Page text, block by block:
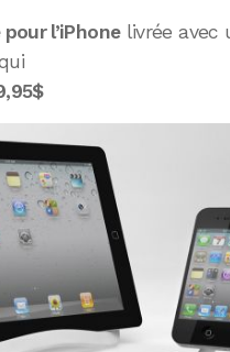
l’iPhonelivrée avec